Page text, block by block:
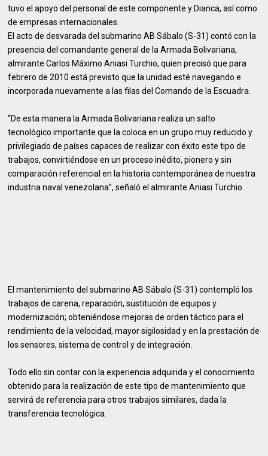
tuvo el apoyo del personal de este componente y Dianca, así como
de empresas internacionales.
El acto de desvarada del submarino AB Sábalo (S-31) contó con la
presencia del comandante general de la Armada Bolivariana,
almirante Carlos Máximo Aniasi Turchio, quien precisó que para
febrero de 2010 está previsto que la unidad esté navegando e
incorporada nuevamente a las filas del Comando de la Escuadra.
“De esta manera la Armada Bolivariana realiza un salto
tecnológico importante que la coloca en un grupo muy reducido y
privilegiado de países capaces de realizar con éxito este tipo de
trabajos, convirtiéndose en un proceso inédito, pionero y sin
comparación referencial en la historia contemporánea de nuestra
industria naval venezolana”, señaló el almirante Aniasi Turchio.
El mantenimiento del submarino AB Sábalo (S-31) contempló los
trabajos de carena, reparación, sustitución de equipos y
modernización; obteniéndose mejoras de orden táctico para el
rendimiento de la velocidad, mayor sigilosidad y en la prestación de
los sensores, sistema de control y de integración.
Todo ello sin contar con la experiencia adquirida y el conocimiento
obtenido para la realización de este tipo de mantenimiento que
servirá de referencia para otros trabajos similares, dada la
transferencia tecnológica.